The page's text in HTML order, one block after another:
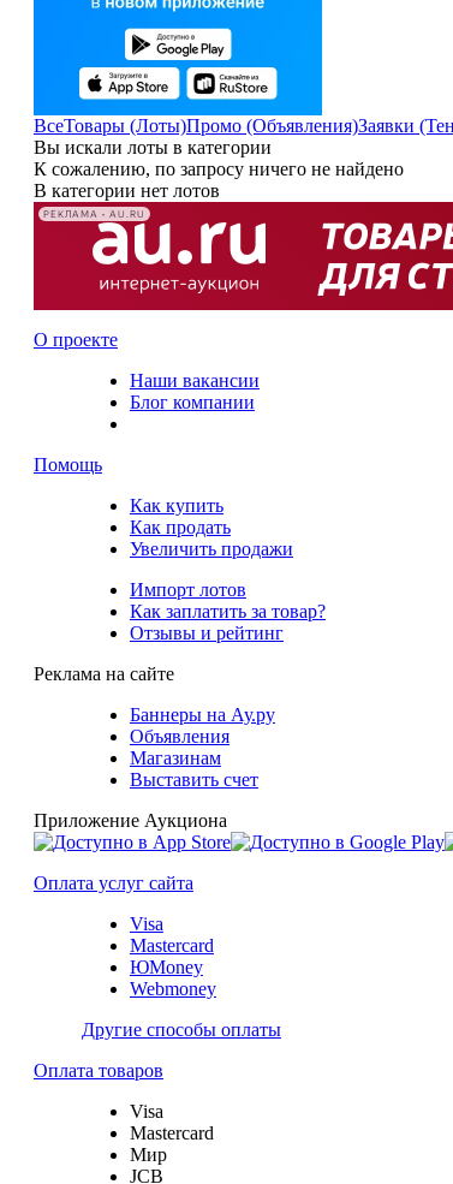
ВсеТовары (Лоты)Промо (Объявления)Заявки
Вы искали лоты в категории
К сожалению, по запросу ничего не найдено
В категории нет лотов
РЕКЛАМА • AU.RU
О проекте
Наши вакансии
Блог компании
Помощь
Как купить
Как продать
Увеличить продажи
Импорт лотов
Как заплатить за товар?
Отзывы и рейтинг
Реклама на сайте
Баннеры на Ау.ру
Объявления
Магазинам
Выставить счет
Приложение Аукциона
Оплата услуг сайта
Visa
Mastercard
ЮMoney
Webmoney
Другие способы оплаты
Оплата товаров
Visa
Mastercard
Мир
JCB